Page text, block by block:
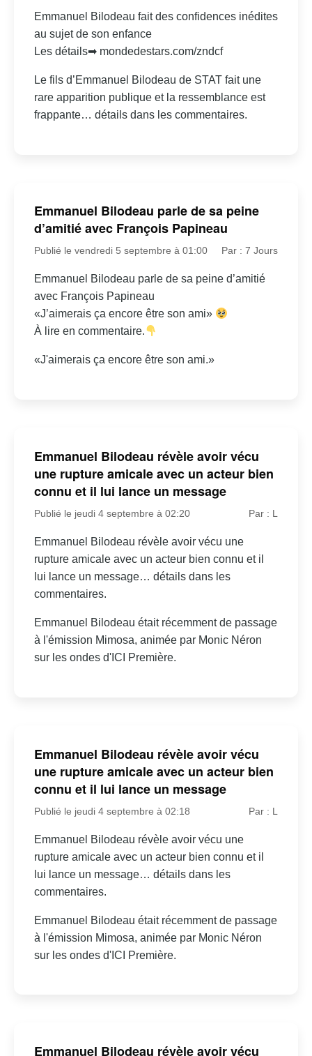
Emmanuel Bilodeau fait des confidences inédites
au sujet de son enfance
Les détails➡ mondedestars.com/zndcf
Le fils d’Emmanuel Bilodeau de STAT fait une
rare apparition publique et la ressemblance est
frappante… détails dans les commentaires.
Emmanuel Bilodeau parle de sa peine
d’amitié avec François Papineau
Publié le vendredi 5 septembre à 01:00 Par : 7 Jours
Emmanuel Bilodeau parle de sa peine d’amitié
avec François Papineau
«J’aimerais ça encore être son ami»
À lire en commentaire.
«J'aimerais ça encore être son ami.»
Emmanuel Bilodeau révèle avoir vécu
une rupture amicale avec un acteur bien
connu et il lui lance un message
Publié le jeudi 4 septembre à 02:20 Par : L
Emmanuel Bilodeau révèle avoir vécu une
rupture amicale avec un acteur bien connu et il
lui lance un message… détails dans les
commentaires.
Emmanuel Bilodeau était récemment de passage
à l'émission Mimosa, animée par Monic Néron
sur les ondes d'ICI Première.
Emmanuel Bilodeau révèle avoir vécu
une rupture amicale avec un acteur bien
connu et il lui lance un message
Publié le jeudi 4 septembre à 02:18 Par : L
Emmanuel Bilodeau révèle avoir vécu une
rupture amicale avec un acteur bien connu et il
lui lance un message… détails dans les
commentaires.
Emmanuel Bilodeau était récemment de passage
à l'émission Mimosa, animée par Monic Néron
sur les ondes d'ICI Première.
Emmanuel Bilodeau révèle avoir vécu